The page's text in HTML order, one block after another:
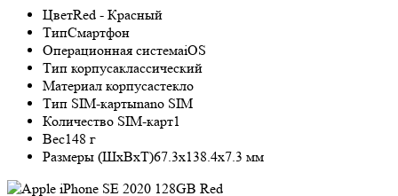
ЦветRed - Красный
ТипСмартфон
Операционная системаiOS
Тип корпусаклассический
Материал корпусастекло
Тип SIM-картыnano SIM
Количество SIM-карт1
Вес148 г
Размеры (ШxВxТ)67.3x138.4x7.3 мм